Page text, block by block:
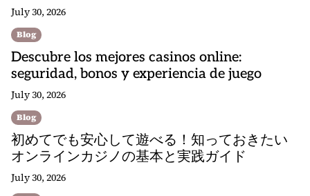
July 30, 2026
Blog
Descubre los mejores casinos online:
seguridad, bonos y experiencia de juego
July 30, 2026
Blog
初めてでも安心して遊べる！知っておきたい
オンラインカジノの基本と実践ガイド
July 30, 2026